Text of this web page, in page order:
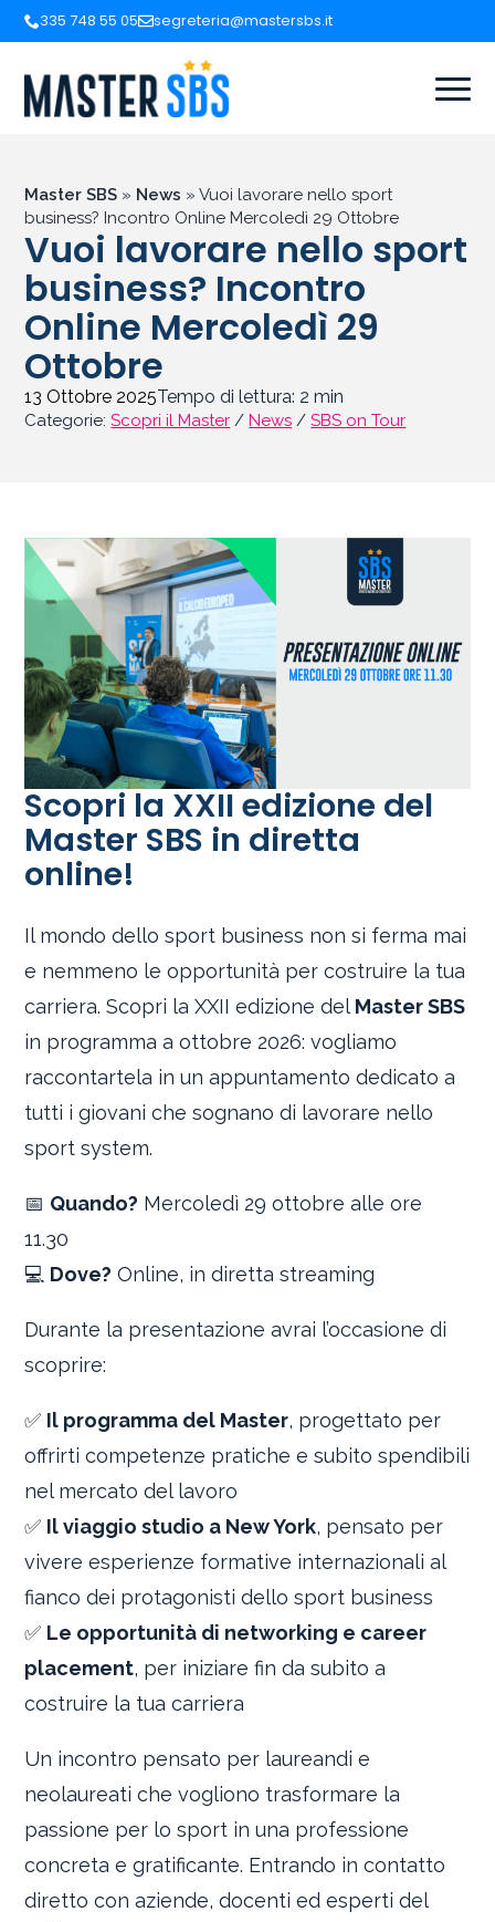
335 748 55 05 segreteria@mastersbs.it
Master SBS » News » Vuoi lavorare nello sport
business? Incontro Online Mercoledì 29 Ottobre
Vuoi lavorare nello sport
business? Incontro
Online Mercoledì 29
Ottobre
13 Ottobre 2025Tempo di lettura: 2 min
Categorie:Scopri il Master /News /SBS on Tour
Scopri la XXII edizione del
Master SBS in diretta
online!
Il mondo dello sport business non si ferma mai
e nemmeno le opportunità per costruire la tua
carriera. Scopri la XXII edizione del Master SBS
in programma a ottobre 2026: vogliamo
raccontartela in un appuntamento dedicato a
tutti i giovani che sognano di lavorare nello
sport system.
📅 Quando? Mercoledì 29 ottobre alle ore
11.30
💻 Dove? Online, in diretta streaming
Durante la presentazione avrai l’occasione di
scoprire:
✅ Il programma del Master, progettato per
offrirti competenze pratiche e subito spendibili
nel mercato del lavoro
✅ Il viaggio studio a New York, pensato per
vivere esperienze formative internazionali al
fianco dei protagonisti dello sport business
✅ Le opportunità di networking e career
placement, per iniziare fin da subito a
costruire la tua carriera
Un incontro pensato per laureandi e
neolaureati che vogliono trasformare la
passione per lo sport in una professione
concreta e gratificante. Entrando in contatto
diretto con aziende, docenti ed esperti del